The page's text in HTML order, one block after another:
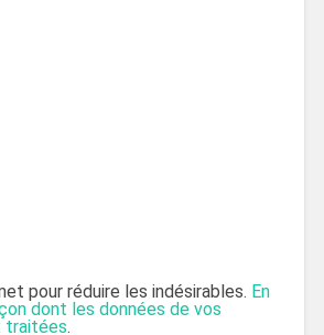
pour réduire les indésirables. En
dont les données de vos
traitées.